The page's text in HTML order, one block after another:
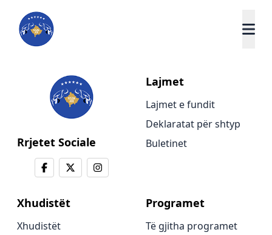
Rrjetet Sociale
Lajmet
Lajmet e fundit
Deklaratat për shtyp
Buletinet
Xhudistët
Xhudistët
Programet
Të gjitha programet